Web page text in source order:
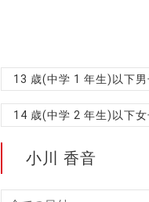
競技者(パスウェイ)・審判
その他
強化スタッフ
公認品一覧
公認メーカー一覧
委員会
規程・お見舞い制度
ハンドブックデータ
事業計画・事業報告
審判員ネームプレート制
申込
13 歳(中学 1 年生)以下男
14 歳(中学 2 年生)以下女
小川 香音